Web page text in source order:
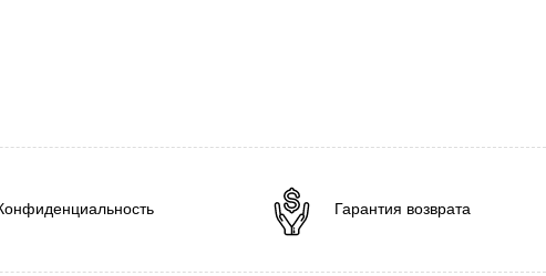
Гарантия возврата